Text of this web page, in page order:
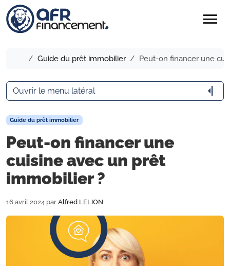
menu
Accueil
Guide du prêt immobilier Peut-on financer une
Guide du prêt immobilier
Peut-on financer une
cuisine avec un prêt
immobilier ?
16 avril 2024 par Alfred LELION
Ouvrir le menu latéral arrow_menu_close